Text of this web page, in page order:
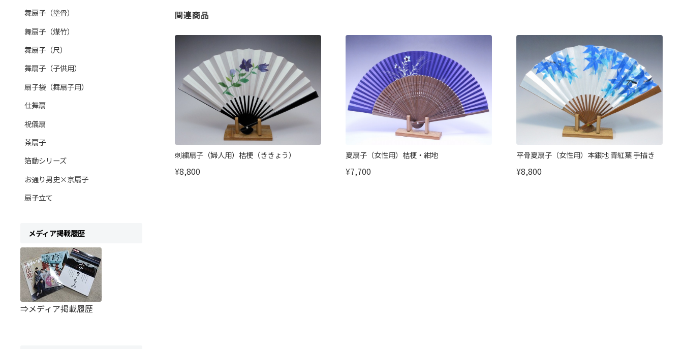
関連商品
刺繍扇子（婦人用）桔梗（ききょう）
¥8,800
夏扇子（女性用）桔梗・紺地
¥7,700
平骨夏扇子（女性用）本銀地 青紅葉 手描き
¥8,800
舞扇子（塗骨）
舞扇子（煤竹）
舞扇子（尺）
舞扇子（子供用）
扇子袋（舞扇子用）
仕舞扇
祝儀扇
茶扇子
箔動シリーズ
お通り男史×京扇子
扇子立て
メディア掲載履歴
⇒メディア掲載履歴